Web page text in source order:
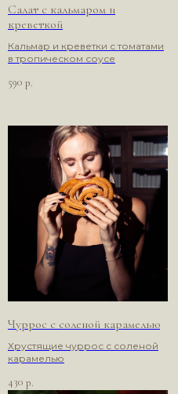
Салат с кальмаром и
креветкой
Кальмар и креветки с томатами
в тропическом соусе
590 р.
Чуррос с соленой карамелью
Хрустящие чуррос с соленой
карамелью
430 р.